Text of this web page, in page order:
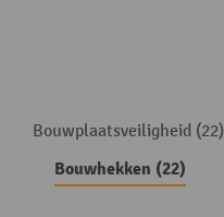
Bouwplaatsveiligheid (22)
Bouwhekken (22)